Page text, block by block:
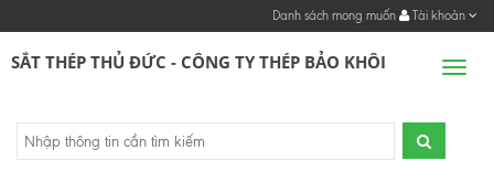
Danh sách mong muốn Tài khoản
SẮT THÉP THỦ ĐỨC - CÔNG TY THÉP BẢO KHÔI